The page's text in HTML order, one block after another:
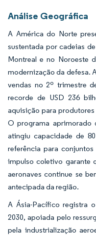
Análise Geográfica
A América do Norte
sustentada por cadeias
Montreal e no Noroeste
modernização da defesa.
vendas no 2º trimestre
recorde de USD 236
aquisição para
O programa aprimorado
atingiu capacidade de
referência para
impulso coletivo garante
aeronaves continue se
antecipada da região.
A Ásia-Pacífico registra
2030, apoiada pelo
pela industrialização